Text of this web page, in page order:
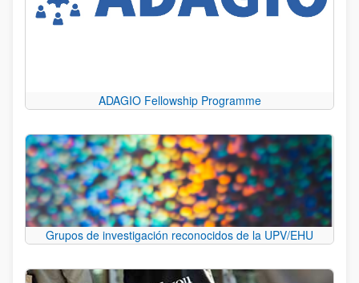
ADAGIO Fellowship Programme
Grupos de investigación reconocidos de la UPV/EHU